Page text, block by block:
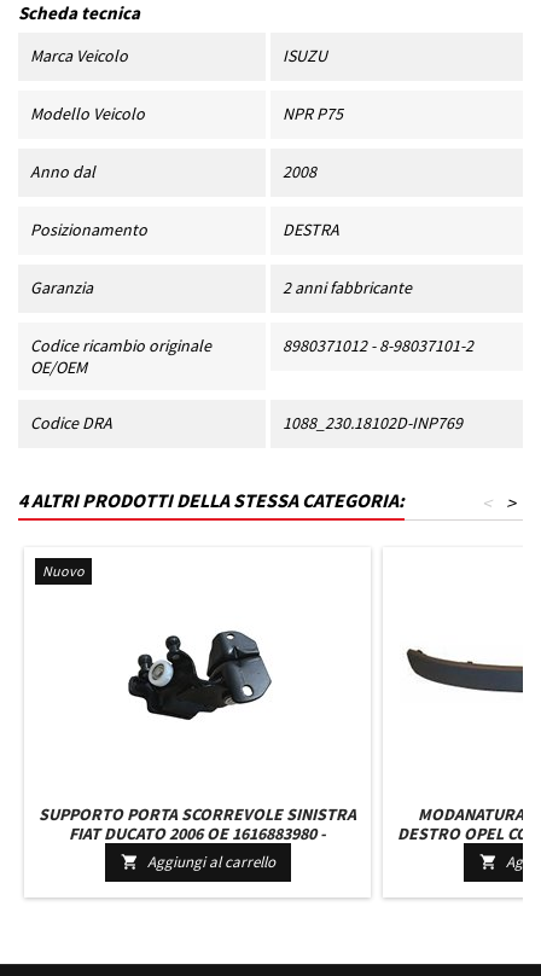
Scheda tecnica
Marca Veicolo ISUZU
Modello Veicolo NPR P75
Anno dal 2008
Posizionamento DESTRA
Garanzia 2 anni fabbricante
Codice ricambio originale
OE/OEM
8980371012 - 8-98037101-2
Codice DRA 1088_230.18102D-INP769
4 ALTRI PRODOTTI DELLA STESSA CATEGORIA: >
<
Nuovo
SUPPORTO PORTA SCORREVOLE SINISTRA
FIAT DUCATO 2006 OE 1616883980 -
1611731880 - 9033S5 - 1376705080 -
1344420080 - 52248228
 Aggiungi al carrello
MODANATURA
DESTRO OPEL
